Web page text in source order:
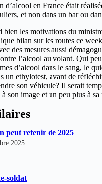
d’alcool en France était
et non dans un bar ou
bien les motivations du
bilan sur les routes ce
des mesures aussi
l’alcool au volant. Qui
d’alcool dans le sang, le
un ethylotest, avant de
son véhicule? Il serait
son image et un peu plus à sa
peut retenir de 2025
2025
soldat